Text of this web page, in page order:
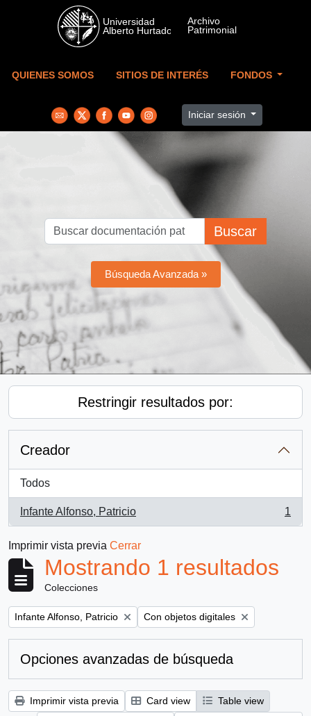
Skip to main content
QUIENES SOMOS SITIOS DE INTERÉS FONDOS
Iniciar sesión
Buscar
Búsqueda Avanzada »
Restringir resultados por:
Creador
Todos
Infante Alfonso, Patricio
, 1 resultados
1
Imprimir vista previa Cerrar
Mostrando 1 resultados
Colecciones
Remove filter:
Infante Alfonso, Patricio Remove filter:
Con objetos digitales
Opciones avanzadas de búsqueda
Imprimir vista previa Card view
Table view